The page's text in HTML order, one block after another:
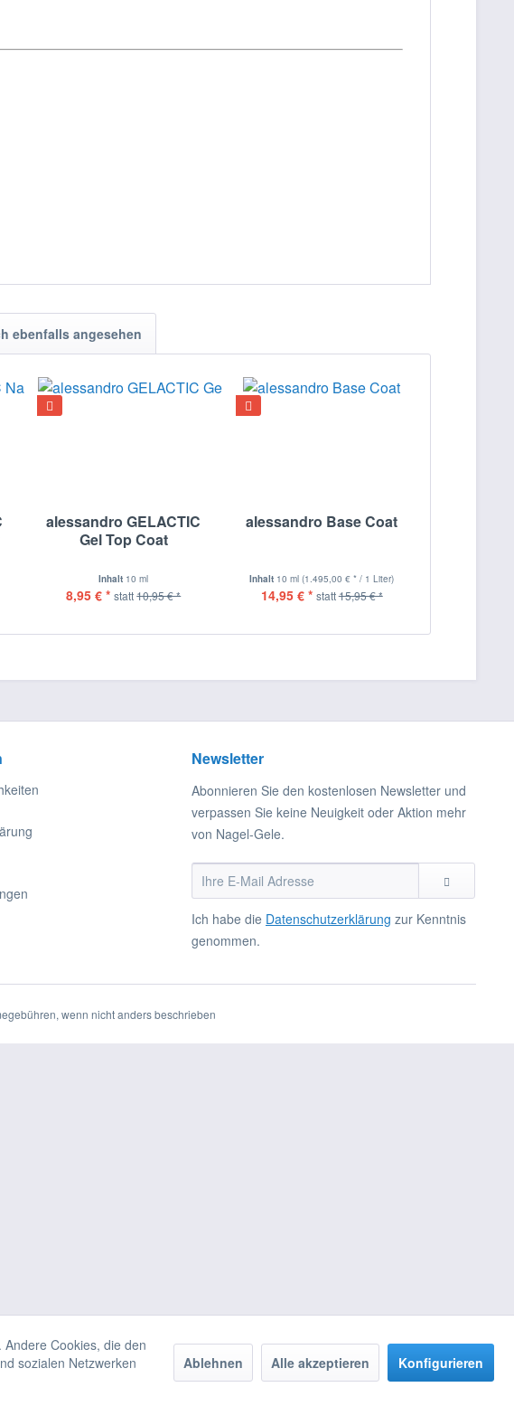
ebenfalls angesehen
alessandro GELACTIC
Gel Top Coat
Inhalt 10 ml
8,95 € * statt10,95 € *
alessandro Base Coat
Inhalt 10 ml(1.495,00 € * / 1 Liter)
14,95 € * statt15,95 € *
Newsletter
Abonnieren Sie den kostenlosen Newsletter und
verpassen Sie keine Neuigkeit oder Aktion mehr
von Nagel-Gele.
Ich habe die Datenschutzerklärung zur Kenntnis
genommen.
wenn nicht anders beschrieben
Cookies, die den
sozialen Netzwerken
Ablehnen Alle akzeptieren Konfigurieren